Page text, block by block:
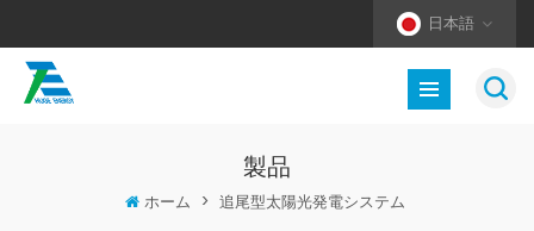
日本語
製品
ホーム > 追尾型太陽光発電システム